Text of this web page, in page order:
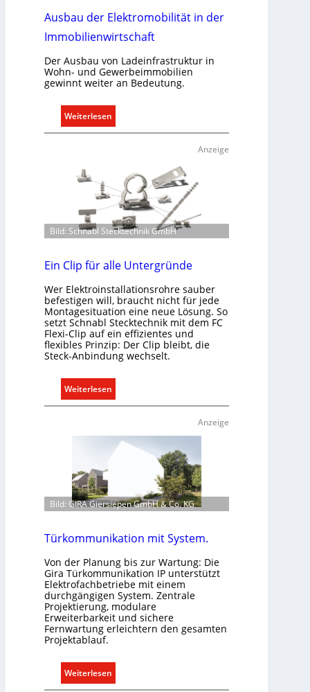
e
c
t
e
f
s
u
n
d
r
g
l
n
Ausbau der Elektromobilität in der
Immobilienwirtschaft
Der Ausbau von Ladeinfrastruktur in
Wohn- und Gewerbeimmobilien
gewinnt weiter an Bedeutung.
Weiterlesen
A
a
u
d
e
E
e
k
t
r
o
m
o
i
i
t
n
e
I
m
m
o
b
e
Anzeige
Bild: Schnabl Stecktechnik GmbH
Ein Clip für alle Untergründe
Wer Elektroinstallationsrohre sauber
befestigen will, braucht nicht für jede
Montagesituation eine neue Lösung. So
setzt Schnabl Stecktechnik mit dem FC
Flexi-Clip auf ein effizientes und
flexibles Prinzip: Der Clip bleibt, die
Steck-Anbindung wechselt.
Weiterlesen
E
C
f
r
l
l
e
U
n
t
r
Anzeige
Bild: GIRA Giersiepen GmbH & Co. KG
Türkommunikation mit System.
Von der Planung bis zur Wartung: Die
Gira Türkommunikation IP unterstützt
Elektrofachbetriebe mit einem
durchgängigen System. Zentrale
Projektierung, modulare
Erweiterbarkeit und sichere
Fernwartung erleichtern den gesamten
Projektablauf.
Weiterlesen
T